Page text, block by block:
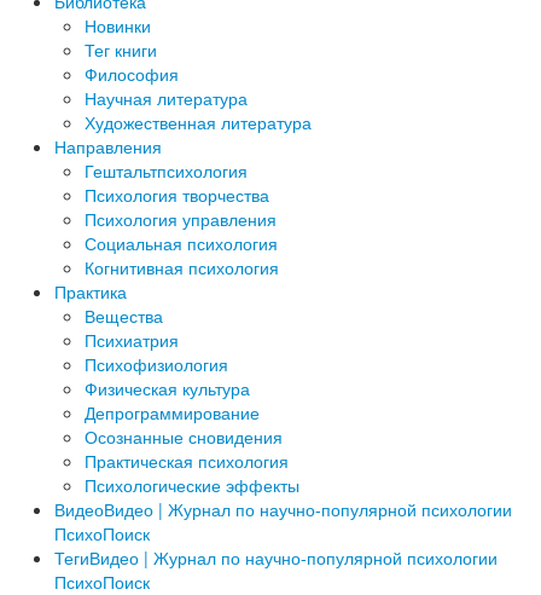
Новинки
Тег книги
Философия
Научная литература
Художественная литература
Направления
Гештальтпсихология
Психология творчества
Психология управления
Социальная психология
Когнитивная психология
Практика
Вещества
Психиатрия
Психофизиология
Физическая культура
Депрограммирование
Осознанные сновидения
Практическая психология
Психологические эффекты
ВидеоВидео | Журнал по научно-популярной психологии
ПсихоПоиск
ТегиВидео | Журнал по научно-популярной психологии
ПсихоПоиск